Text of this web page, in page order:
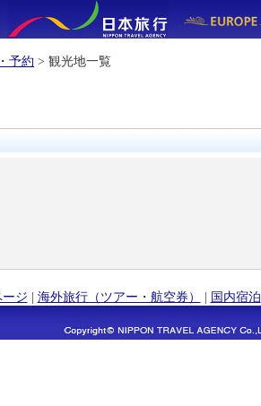
予約 > 観光地一覧
ジ | 海外旅行（ツアー・航空券） | 国内宿泊